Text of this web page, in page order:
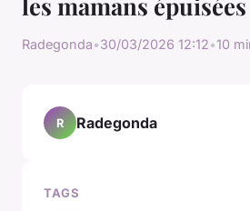
Radegonda•30/03/2026 12:12•10
R Radegonda
TAGS